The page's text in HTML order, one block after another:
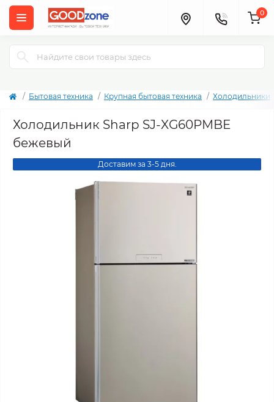
0
Бытовая техника Крупная бытовая техника Холодильники
Холодильник Sharp SJ-XG60PMBE
бежевый
Доставим за 3-5 дня.